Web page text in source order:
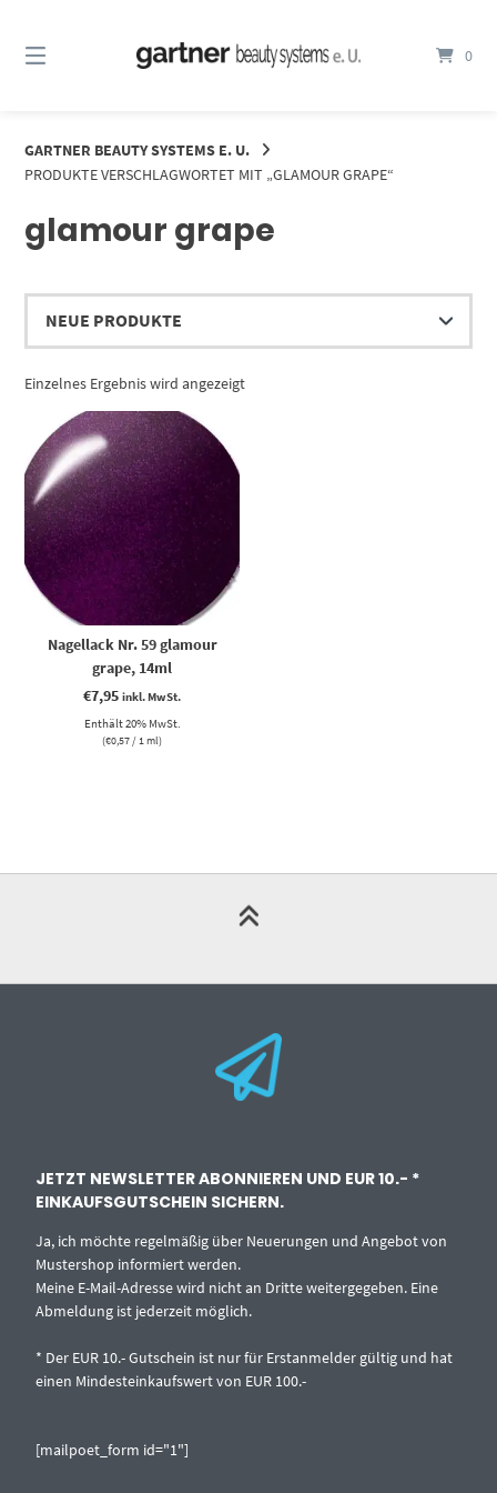
Inhalt
0
GARTNER BEAUTY SYSTEMS E. U.
PRODUKTE VERSCHLAGWORTET MIT „GLAMOUR GRAPE“
glamour grape
Einzelnes Ergebnis wird angezeigt
Nagellack Nr. 59 glamour
grape, 14ml
€7,95 inkl. MwSt.
Enthält 20% MwSt.
(€0,57/ 1 ml)
JETZT NEWSLETTER ABONNIEREN UND EUR 10.- *
EINKAUFSGUTSCHEIN SICHERN.
Ja, ich möchte regelmäßig über Neuerungen und Angebot von
Mustershop informiert werden.
Meine E-Mail-Adresse wird nicht an Dritte weitergegeben. Eine
Abmeldung ist jederzeit möglich.
* Der EUR 10.- Gutschein ist nur für Erstanmelder gültig und hat
einen Mindesteinkaufswert von EUR 100.-
[mailpoet_form id="1"]